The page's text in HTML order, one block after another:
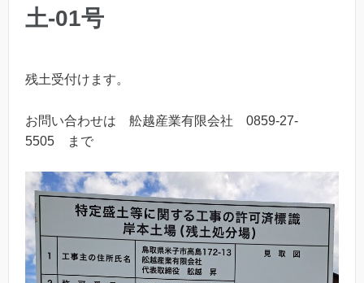
土-01号
残土受付けます。
お問い合わせは 舩越産業有限会社 0859-27-
5505 まで